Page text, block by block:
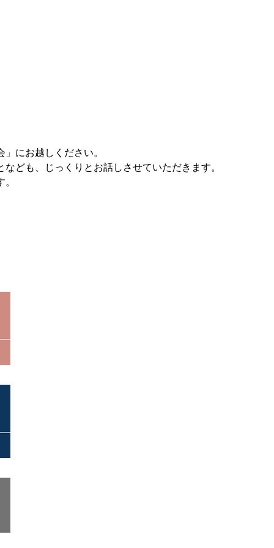
にお越しください。
ども、じっくりとお話しさせていただきます。